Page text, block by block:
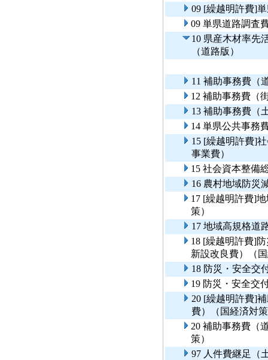
09 [繰越明許費]
09 単県道路調査
10 県産木材率先
（道路版）
11 補助事務費（
12 補助事務費（
13 補助事務費（
14 単県公共事務
15 [繰越明許費]
事業費）
15 社会資本整備
16 農村地域防災
17 [繰越明許費]
策）
17 地域高規格道
18 [繰越明許費]
新設改良費）（
18 防災・安全交
19 防災・安全交
20 [繰越明許費]
費）（国経済対
20 補助事務費（
策）
97 人件費継足（